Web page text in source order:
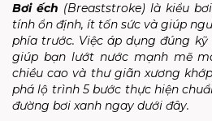
Bơi ếch (Breaststroke) là kiểu
tính ổn định, ít tốn sức và giúp
phía trước. Việc áp dụng đúng
giúp bạn lướt nước mạnh mẽ
chiều cao và thư giãn xương
phá lộ trình 5 bước thực hiện
đường bơi xanh ngay dưới đây.